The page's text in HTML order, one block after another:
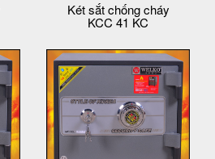
Két sắt chống cháy
KCC 41 KC